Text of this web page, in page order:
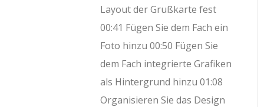
Layout der Grußkarte fest
00:41 Fügen Sie dem Fach ein
Foto hinzu 00:50 Fügen Sie
dem Fach integrierte Grafiken
als Hintergrund hinzu 01:08
Organisieren Sie das Design